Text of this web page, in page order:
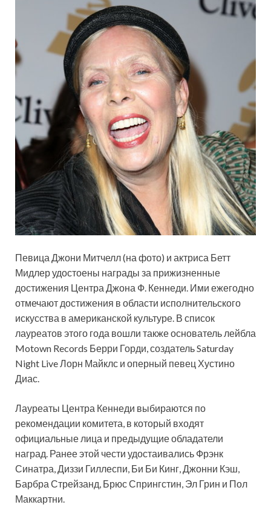
Певица Джони Митчелл (на фото) и актриса Бетт
Мидлер удостоены награды за прижизненные
достижения Центра Джона Ф. Кеннеди. Ими ежегодно
отмечают достижения в области исполнительского
искусства в американской культуре. В список
лауреатов этого года вошли также основатель лейбла
Motown Records Берри Горди, создатель Saturday
Night Live Лорн Майклс и оперный певец Хустино
Диас.
Лауреаты Центра Кеннеди выбираются по
рекомендации комитета, в который входят
официальные лица и предыдущие обладатели
наград. Ранее этой чести удостаивались Фрэнк
Синатра, Диззи Гиллеспи, Би Би Кинг, Джонни Кэш,
Барбра Стрейзанд, Брюс Спрингстин, Эл Грин и Пол
Маккартни.